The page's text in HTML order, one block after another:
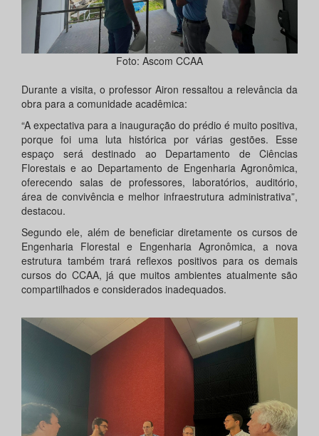
Foto: Ascom CCAA
Durante a visita, o professor Airon ressaltou a relevância da
obra para a comunidade acadêmica:
“A expectativa para a inauguração do prédio é muito positiva,
porque foi uma luta histórica por várias gestões. Esse
espaço será destinado ao Departamento de Ciências
Florestais e ao Departamento de Engenharia Agronômica,
oferecendo salas de professores, laboratórios, auditório,
área de convivência e melhor infraestrutura administrativa”,
destacou.
Segundo ele, além de beneficiar diretamente os cursos de
Engenharia Florestal e Engenharia Agronômica, a nova
estrutura também trará reflexos positivos para os demais
cursos do CCAA, já que muitos ambientes atualmente são
compartilhados e considerados inadequados.